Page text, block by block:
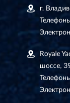
г.
Royale
шоссе,